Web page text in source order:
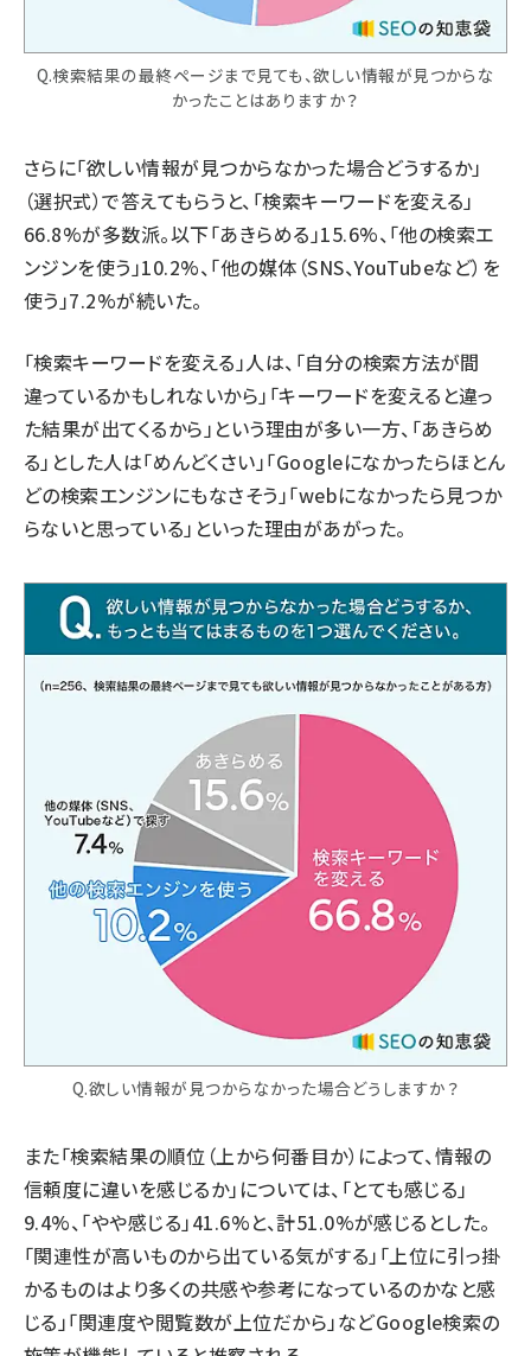
Q.検索結果の最終ページまで見ても、欲しい情報が見つからな
かったことはありますか？
さらに「欲しい情報が見つからなかった場合どうするか」
（選択式）で答えてもらうと、「検索キーワードを変える」
66.8%が多数派。以下「あきらめる」15.6%、「他の検索エ
ンジンを使う」10.2%、「他の媒体（SNS、YouTubeなど）を
使う」7.2%が続いた。
「検索キーワードを変える」人は、「自分の検索方法が間
違っているかもしれないから」「キーワードを変えると違っ
た結果が出てくるから」という理由が多い一方、「あきらめ
る」とした人は「めんどくさい」「Googleになかったらほとん
どの検索エンジンにもなさそう」「webになかったら見つか
らないと思っている」といった理由があがった。
Q.欲しい情報が見つからなかった場合どうしますか？
また「検索結果の順位（上から何番目か）によって、情報の
信頼度に違いを感じるか」については、「とても感じる」
9.4%、「やや感じる」41.6%と、計51.0%が感じるとした。
「関連性が高いものから出ている気がする」「上位に引っ掛
かるものはより多くの共感や参考になっているのかなと感
じる」「関連度や閲覧数が上位だから」などGoogle検索の